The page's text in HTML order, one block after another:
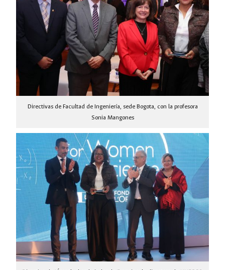
Directivas de Facultad de Ingeniería, sede Bogota, con la profesora
Sonia Mangones